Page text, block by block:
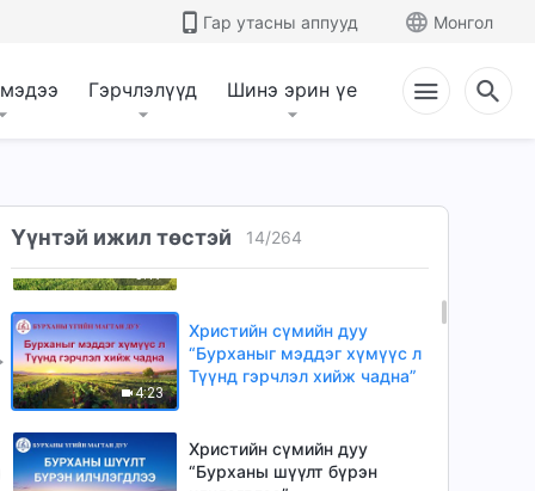
Гар утасны аппууд Монгол
Гэрчлэлүүд Шинэ эрин үе
Үүнтэй ижил төстэй 14/264
болгох Бурханы гол арга”
Христийн сүмийн дуу
“Бурханд итгэдэг бол зүрх
5:17
Христийн сүмийн дуу
“Бурханы ажил үргэлж
4:23
Христийн сүмийн дуу
“Бурханыг мэддэг хүмүүс л
Түүнд гэрчлэл хийж чадна”
Христийн сүмийн дуу
“Бурханы шүүлт бүрэн